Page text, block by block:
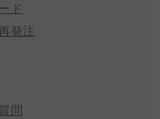
ド
発注
問